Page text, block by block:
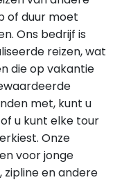
of duur moet
Ons bedrijf is
reizen, wat
die op vakantie
met, kunt u
u kunt elke tour
Onze
voor jonge
en andere